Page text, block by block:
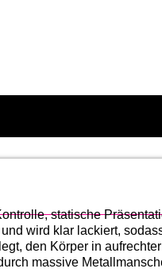
statische
wird klar lackiert,
den Körper in
massive